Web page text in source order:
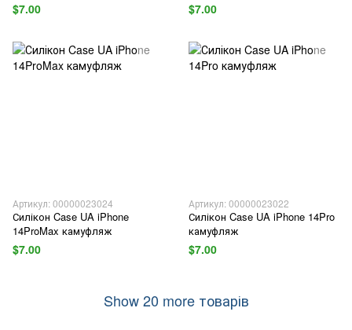
$7.00 $7.00
Артикул: 00000023024
Силікон Case UA iPhone
14ProMax камуфляж
$7.00
Артикул: 00000023022
Силікон Case UA iPhone 14Pro
камуфляж
$7.00
Show 20 more товарів